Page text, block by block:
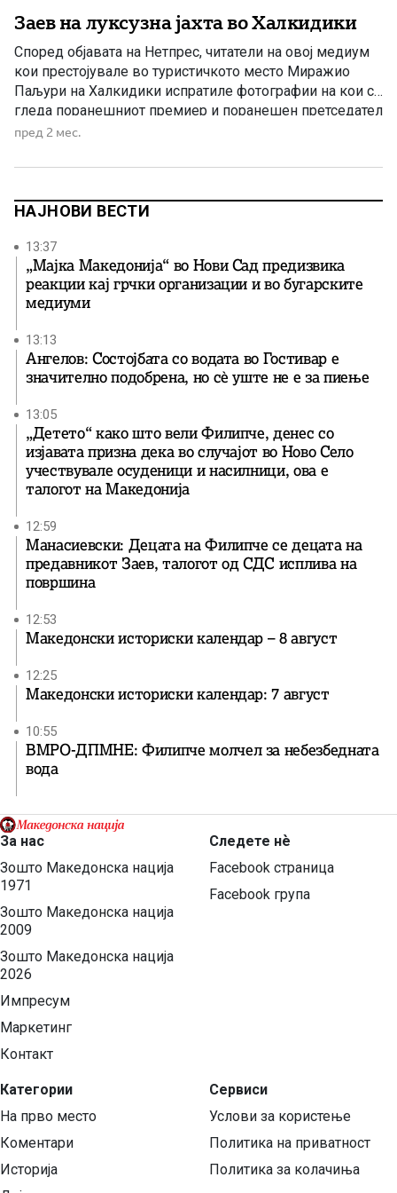
Заев на луксузна јахта во Халкидики
Според објавата на Нетпрес, читатели на овој медиум
кои престојувале во туристичкото место Миражио
Паљури на Халкидики испратиле фотографии на кои се
гледа поранешниот премиер и поранешен претседател
на СДСМ, Зоран Заев, на јахта во грчкото летувалиште.
пристигнале до нивната редакција, јахтата наводно
пред 2 мес.
НАЈНОВИ ВЕСТИ
13:37
„Мајка Македонија“ во Нови Сад предизвика
реакции кај грчки организации и во бугарските
медиуми
13:13
Ангелов: Состојбата со водата во Гостивар е
значително подобрена, но сè уште не е за пиење
13:05
„Детето“ како што вели Филипче, денес со
изјавата призна дека во случајот во Ново Село
учествувале осуденици и насилници, ова е
талогот на Македонија
12:59
Манасиевски: Децата на Филипче се децата на
предавникот Заев, талогот од СДС исплива на
површина
12:53
Македонски историски календар – 8 август
12:25
Македонски историски календар: 7 август
10:55
ВМРО-ДПМНЕ: Филипче молчел за небезбедната
вода
За нас
Зошто Македонска нација
1971
Зошто Македонска нација
2009
Зошто Македонска нација
2026
Импресум
Маркетинг
Контакт
Категории
На прво место
Коментари
Историја
Следете нѐ
Facebook страница
Facebook група
Сервиси
Услови за користење
Политика на приватност
Политика за колачиња